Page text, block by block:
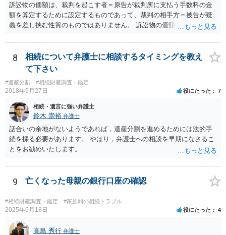
訴訟物の価額は、裁判を起こす者＝原告が裁判所に支払う手数料の金
額を算定するために設定するものであって、裁判の相手方＝被告が疑
義を差し挟む性質のものではありません。 訴訟物の価額自体が裁判の
したとしても、変更されることはありません。
8
相続について弁護士に相談するタイミングを教え
て下さい
#遺産分割 #相続財産調査・鑑定
2018年9月27日 役にたった 7
相続・遺言に強い弁護士
鈴木 崇裕 弁護士
話合いの余地がないようであれば，遺産分割を進めるためには法的手
続を採る必要があります。 やはり，弁護士への相談を早期になさるこ
とをお勧めいたします。
9 亡くなった母親の銀行口座の確認
#相続財産調査・鑑定 #家族間の相続トラブル
2025年6月18日 役にたった 4
高島 秀行 弁護士